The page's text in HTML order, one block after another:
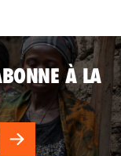
À LA